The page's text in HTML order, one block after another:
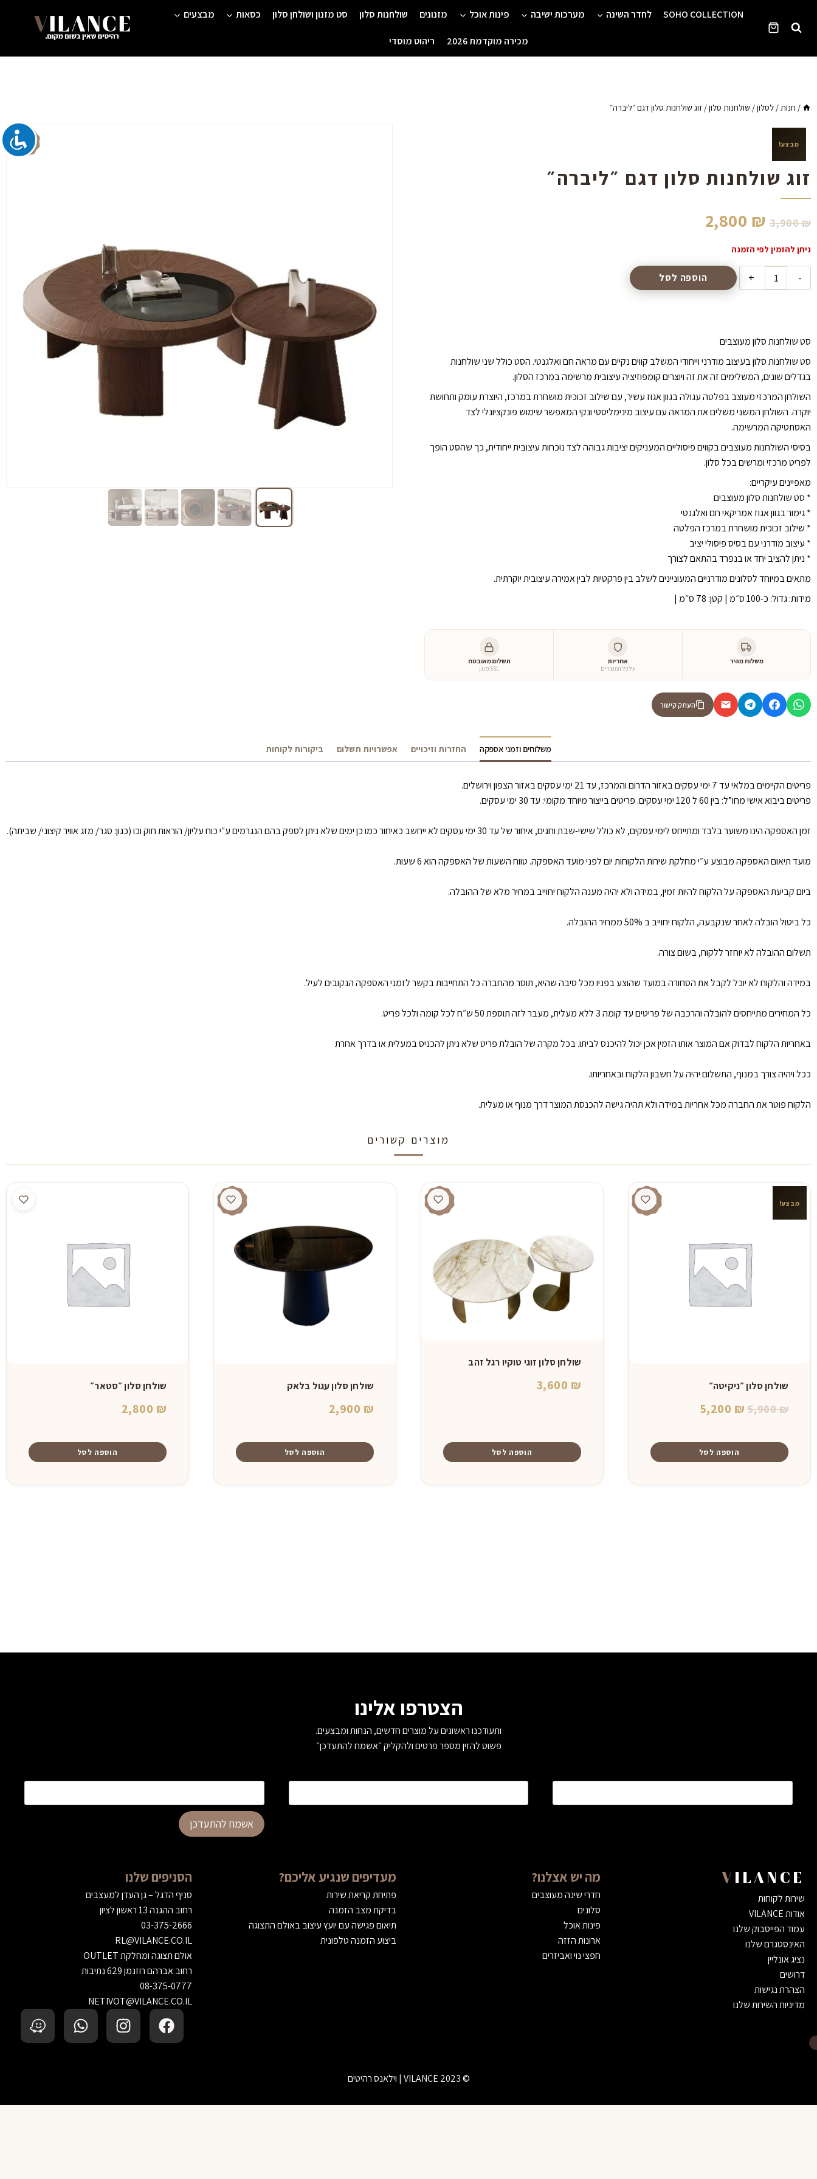
SOHO COLLECTION לחדר השינה מערכות ישיבה פינות אוכל מזנונים שולחנות סלון סט מזנון ושולחן סלון כסאות מבצעים
מכירה מוקדמת 2026 ריהוט מוסדי
/ חנות/ לסלון/ שולחנות סלון/ זוג שולחנות סלון דגם ״ליברה״
מבצע!
זוג שולחנות סלון דגם ״ליברה״
3,900₪
3,900 ₪.
2,800 ₪
2,800 ₪.
סט שולחנות סלון מעוצבים
סט שולחנות סלון בעיצוב מודרני וייחודי המשלב קווים נקיים עם מראה חם ואלגנטי. הסט כולל שני שולחנות
בגדלים שונים, המשלימים זה את זה ויוצרים קומפוזיציה עיצובית מרשימה במרכז הסלון.
השולחן המרכזי מעוצב בפלטה עגולה בגוון אגוז עשיר, עם שילוב זכוכית מושחרת במרכז, היוצרת עומק ותחושת
יוקרה. השולחן המשני משלים את המראה עם עיצוב מינימליסטי ונקי המאפשר שימוש פונקציונלי לצד
האסתטיקה המרשימה.
בסיסי השולחנות מעוצבים בקווים פיסוליים המעניקים יציבות גבוהה לצד נוכחות עיצובית ייחודית, כך שהסט הופך
לפריט מרכזי ומרשים בכל סלון.
מאפיינים עיקריים:
* סט שולחנות סלון מעוצבים
* גימור בגוון אגוז אמריקאי חם ואלגנטי
* שילוב זכוכית מושחרת במרכז הפלטה
* עיצוב מודרני עם בסיס פיסולי יציב
* ניתן להציב יחד או בנפרד בהתאם לצורך
מתאים במיוחד לסלונים מודרניים המעוניינים לשלב בין פרקטיות לבין אמירה עיצובית יוקרתית.
מידות: גדול: כ-100 ס״מ | קטן: 78 ס״מ |
זוג
שולחנות
סלון
הוספה לסל
משלוח מהיר אחריות
על כל המוצרים
תשלום מאובטח
SSL מוגן
העתק קישור
משלוחים וזמני אספקה החזרות וזיכויים אפשרויות תשלום ביקורות לקוחות
פריטים הקיימים במלאי עד 7 ימי עסקים באזור הדרום והמרכז, עד 21 ימי עסקים באזור הצפון וירושלים.
פריטים ביבוא אישי מחו”ל: בין 60 ל 120 ימי עסקים. פריטים בייצור מיוחד מקומי: עד 30 ימי עסקים.
זמן האספקה הינו משוער בלבד ומתייחס לימי עסקים, לא כולל שישי-שבת וחגים, איחור של עד 30 ימי עסקים לא ייחשב כאיחור כמו כן ימים שלא ניתן לספק בהם הנגרמים ע״י כוח עליון/ הוראות חוק וכו (כגון: סגר/ מזג אוויר קיצוני/ שביתה).
מועד תיאום האספקה מבוצע ע״י מחלקת שירות הלקוחות יום לפני מועד האספקה. טווח השעות של האספקה הוא 6 שעות.
ביום קביעת האספקה על הלקוח להיות זמין, במידה ולא יהיה מענה הלקוח יחוייב במחיר מלא של ההובלה.
כל ביטול הובלה לאחר שנקבעה, הלקוח יחוייב ב 50% ממחיר ההובלה.
תשלום ההובלה לא יוחזר ללקוח, בשום צורה.
במידה והלקוח לא יוכל לקבל את הסחורה במועד שהוצע בפניו מכל סיבה שהיא, תוסר מהחברה כל התחייבות בקשר לזמני האספקה הנקובים לעיל.
כל המחירים מתייחסים להובלה והרכבה של פריטים עד קומה 3 ללא מעלית, מעבר לזה תוספת 50 ש״ח לכל קומה ולכל פריט.
באחריות הלקוח לבדוק אם המוצר אותו הזמין אכן יכול להיכנס לביתו. בכל מקרה של הובלת פריט שלא ניתן להכניס במעלית או בדרך אחרת
ככל ויהיה צורך במנוף, התשלום יהיה על חשבון הלקוח ובאחריותו.
הלקוח פוטר את החברה מכל אחריות במידה ולא תהיה גישה להכנסת המוצר דרך מנוף או מעלית.
מוצרים קשורים
מבצע!
שולחן סלון ״ניקיטה״
5,900₪
המחיר
היה:
5,900 ₪.
5,200 ₪
הוא:
5,200 ₪.
הוספה לסל
שולחן סלון זוגי טוקיו רגל זהב
3,600 ₪
הוספה לסל
שולחן סלון עגול בלאק
2,900 ₪
הוספה לסל
שולחן סלון ״סטאר״
2,800 ₪
הוספה לסל
הצטרפו אלינו
ותעודכנו ראשונים על מוצרים חדשים, הנחות ומבצעים.
פשוט להזין מספר פרטים ולהקליק ״אשמח להתעדכן״
אשמח להתעדכן
VILANCE
שירות לקוחות
אודות VILANCE
עמוד הפייסבוק שלנו
האינסטגרם שלנו
נציג אונליין
דרושים
הצהרת נגישות
מדיניות השירות שלנו
מה יש אצלנו?
חדרי שינה מעוצבים
סלונים
פינות אוכל
ארונות הזזה
חפצי נוי ואביזרים
מעדיפים שנגיע אליכם?
פתיחת קריאת שירות
בדיקת מצב הזמנה
תיאום פגישה עם יועץ עיצוב באולם התצוגה
ביצוע הזמנה טלפונית
הסניפים שלנו
סניף הדגל – גן העדן למעצבים
רחוב ההגנה 13 ראשון לציון
03-375-2666
RL@VILANCE.CO.IL
אולם תצוגה ומחלקת OUTLET
רחוב אברהם רוזנמן 629 נתיבות
08-375-0777
NETIVOT@VILANCE.CO.IL
© 2023 VILANCE | וילאנס רהיטים